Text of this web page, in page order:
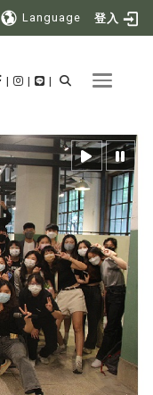
Language 登入
Toggle
| | |